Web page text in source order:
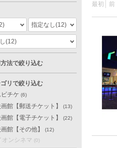
最初 前
指定なし(12)
(12)
法で絞り込む
リで絞り込む
ビチケ (6)
画館【郵送チケット】 (13)
画館【電子チケット】 (22)
画館【その他】 (12)
オンシネマ (0)